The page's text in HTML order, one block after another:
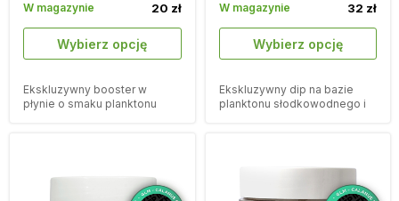
Wybierz opcję
20 zł
W magazynie
Ekskluzywny booster w
płynie o smaku planktonu
Wybierz opcję
32 zł
W magazynie
Ekskluzywny dip na bazie
planktonu słodkowodnego i